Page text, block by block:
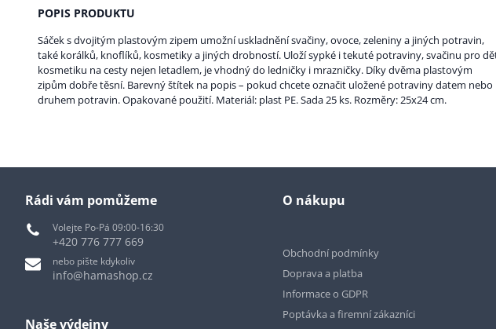
POPIS PRODUKTU
Sáček s dvojitým plastovým zipem umožní uskladnění svačiny, ovoce, zeleniny a jiných potravin,
také korálků, knoflíků, kosmetiky a jiných drobností. Uloží sypké i tekuté potraviny, svačinu pro
kosmetiku na cesty nejen letadlem, je vhodný do ledničky i mrazničky. Díky dvěma plastovým
zipům dobře těsní. Barevný štítek na popis – pokud chcete označit uložené potraviny datem nebo
druhem potravin. Opakované použití. Materiál: plast PE. Sada 25 ks. Rozměry: 25x24 cm.
Rádi vám pomůžeme
Volejte Po-Pá 09:00-16:30
+420 776 777 669
nebo pište kdykoliv
info@hamashop.cz
Naše výdejny
O nákupu
Obchodní podmínky
Doprava a platba
Informace o GDPR
Poptávka a firemní zákazníci